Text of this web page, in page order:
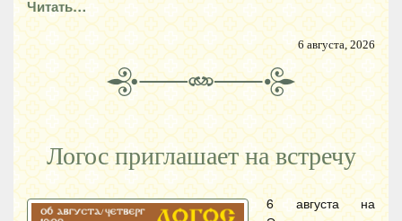
Читать…
6 августа, 2026
Логос приглашает на встречу
6 августа на